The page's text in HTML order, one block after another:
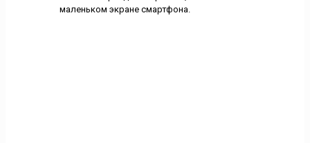
маленьком экране смартфона.